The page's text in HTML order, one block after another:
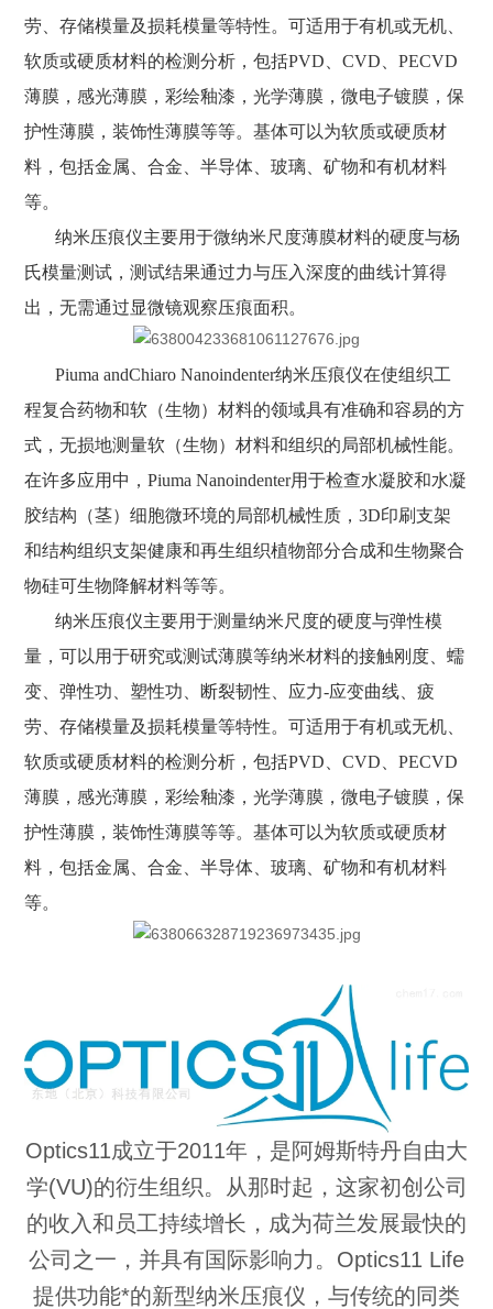
劳、存储模量及损耗模量等特性。可适用于有机或无机、
软质或硬质材料的检测分析，包括PVD、CVD、PECVD
薄膜，感光薄膜，彩绘釉漆，光学薄膜，微电子镀膜，保
护性薄膜，装饰性薄膜等等。基体可以为软质或硬质材
料，包括金属、合金、半导体、玻璃、矿物和有机材料
等。
纳米压痕仪主要用于微纳米尺度薄膜材料的硬度与杨
氏模量测试，测试结果通过力与压入深度的曲线计算得
出，无需通过显微镜观察压痕面积。
Piuma andChiaro Nanoindenter纳米压痕仪在使组织工
程复合药物和软（生物）材料的领域具有准确和容易的方
式，无损地测量软（生物）材料和组织的局部机械性能。
在许多应用中，Piuma Nanoindenter用于检查水凝胶和水凝
胶结构（茎）细胞微环境的局部机械性质，3D印刷支架
和结构组织支架健康和再生组织植物部分合成和生物聚合
物硅可生物降解材料等等。
纳米压痕仪主要用于测量纳米尺度的硬度与弹性模
量，可以用于研究或测试薄膜等纳米材料的接触刚度、蠕
变、弹性功、塑性功、断裂韧性、应力-应变曲线、疲
劳、存储模量及损耗模量等特性。可适用于有机或无机、
软质或硬质材料的检测分析，包括PVD、CVD、PECVD
薄膜，感光薄膜，彩绘釉漆，光学薄膜，微电子镀膜，保
护性薄膜，装饰性薄膜等等。基体可以为软质或硬质材
料，包括金属、合金、半导体、玻璃、矿物和有机材料
等。
Optics11成立于2011年，是阿姆斯特丹自由大
学(VU)的衍生组织。从那时起，这家初创公司
的收入和员工持续增长，成为荷兰发展最快的
公司之一，并具有国际影响力。Optics11 Life
提供功能*的新型纳米压痕仪，与传统的同类